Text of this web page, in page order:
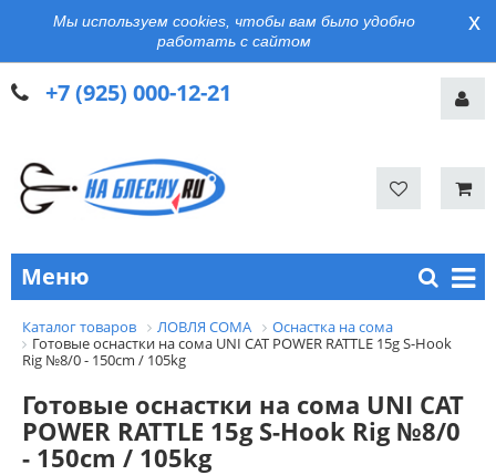
Мы используем cookies, чтобы вам было удобно
работать с сайтом
x
+7 (925) 000-12-21
Меню
Каталог товаров ЛОВЛЯ СОМА
Оснастка на сома
Готовые оснастки на сома UNI CAT POWER RATTLE 15g S-Hook
Rig №8/0 - 150cm / 105kg
Готовые оснастки на сома UNI CAT
POWER RATTLE 15g S-Hook Rig №8/0
- 150cm / 105kg